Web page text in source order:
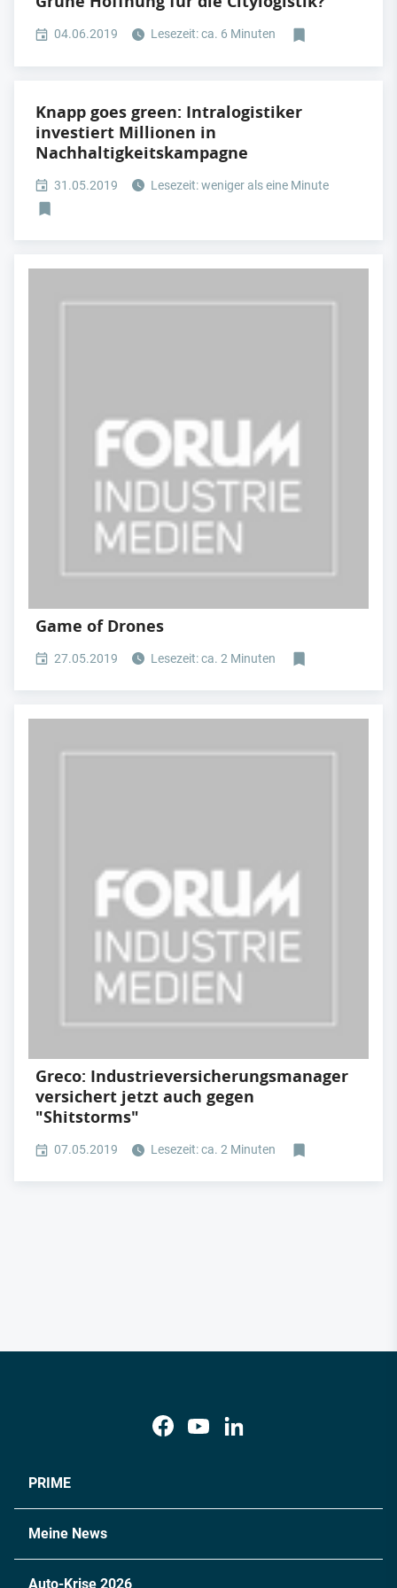
04.06.2019 Lesezeit: ca. 6 Minuten
Knapp goes green: Intralogistiker
investiert Millionen in
Nachhaltigkeitskampagne
31.05.2019 Lesezeit: weniger als eine Minute
Game of Drones
27.05.2019 Lesezeit: ca. 2 Minuten
Greco: Industrieversicherungsmanager
versichert jetzt auch gegen
"Shitstorms"
07.05.2019 Lesezeit: ca. 2 Minuten
PRIME
Meine News
Auto-Krise 2026